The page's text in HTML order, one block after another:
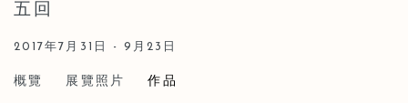
五回
2017年7月31日 - 9月23日
概覽 展覽照片 作品